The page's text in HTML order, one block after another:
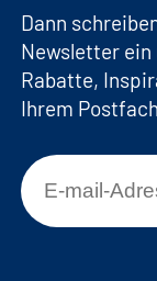
Dann
Newsletter ein
Rabatte,
Ihrem